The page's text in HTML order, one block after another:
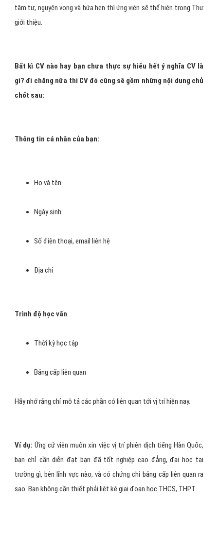
tâm tư, nguyện vọng và hứa hẹn thì ứng viên sẽ thể hiện trong Thư
giới thiệu.
Bất kì CV nào hay bạn chưa thực sự hiểu hết ý nghĩa CV là
gì? đi chăng nữa thì CV đó cũng sẽ gồm những nội dung chủ
chốt sau:
Thông tin cá nhân của bạn:
Họ và tên
Ngày sinh
Số điện thoại, email liên hệ
Địa chỉ
Trình độ học vấn
Thời kỳ học tập
Bằng cấp liên quan
Hãy nhớ rằng chỉ mô tả các phần có liên quan tới vị trí hiện nay.
Ví dụ: Ứng cử viên muốn xin việc vị trí phiên dịch tiếng Hàn Quốc,
bạn chỉ cần diễn đạt bạn đã tốt nghiệp cao đẳng, đại học tại
trường gì, bên lĩnh vực nào, và có chứng chỉ bằng cấp liên quan ra
sao. Bạn không cần thiết phải liệt kê giai đoạn học THCS, THPT.